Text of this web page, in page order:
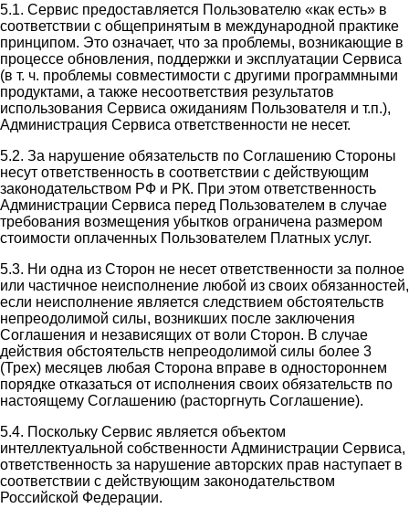
5.1. Сервис предоставляется Пользователю «как есть» в
соответствии с общепринятым в международной практике
принципом. Это означает, что за проблемы, возникающие в
процессе обновления, поддержки и эксплуатации Сервиса
(в т. ч. проблемы совместимости с другими программными
продуктами, а также несоответствия результатов
использования Сервиса ожиданиям Пользователя и т.п.),
Администрация Сервиса ответственности не несет.
5.2. За нарушение обязательств по Соглашению Стороны
несут ответственность в соответствии с действующим
законодательством РФ и РК. При этом ответственность
Администрации Сервиса перед Пользователем в случае
требования возмещения убытков ограничена размером
стоимости оплаченных Пользователем Платных услуг.
5.3. Ни одна из Сторон не несет ответственности за полное
или частичное неисполнение любой из своих обязанностей,
если неисполнение является следствием обстоятельств
непреодолимой силы, возникших после заключения
Соглашения и независящих от воли Сторон. В случае
действия обстоятельств непреодолимой силы более 3
(Трех) месяцев любая Сторона вправе в одностороннем
порядке отказаться от исполнения своих обязательств по
настоящему Соглашению (расторгнуть Соглашение).
5.4. Поскольку Сервис является объектом
интеллектуальной собственности Администрации Сервиса,
ответственность за нарушение авторских прав наступает в
соответствии с действующим законодательством
Российской Федерации.